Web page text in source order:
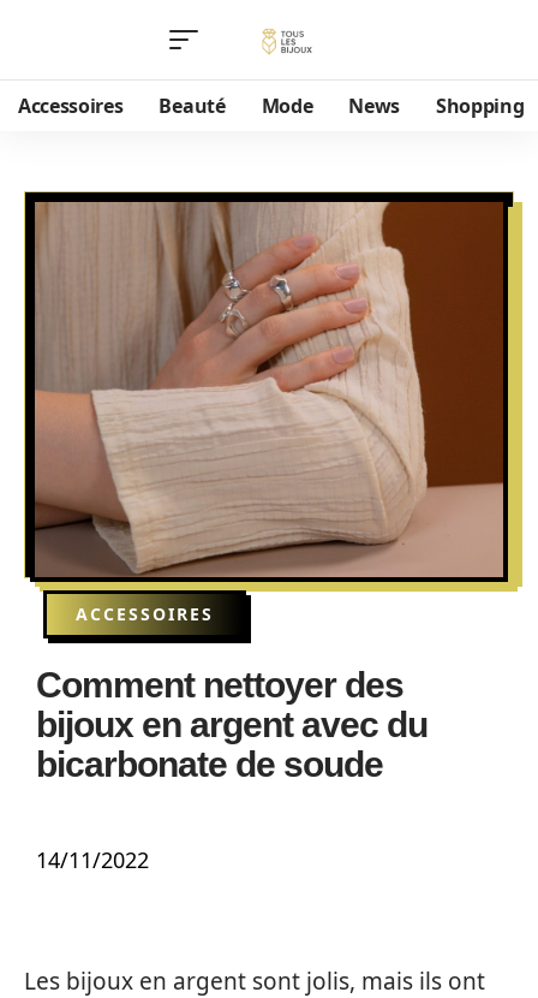
Accessoires Beauté Mode News Shopping
ACCESSOIRES
Comment nettoyer des
bijoux en argent avec du
bicarbonate de soude
14/11/2022
Les bijoux en argent sont jolis, mais ils ont